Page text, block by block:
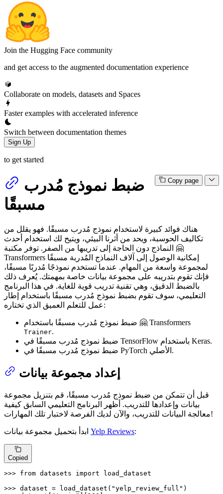
Join the Hugging Face community
and get access to the augmented documentation experience
Collaborate on models, datasets and Spaces
Faster examples with accelerated inference
Switch between documentation themes
Sign Up
to get started
Copy page
ضبط نموذج مُدرب
مسبقًا
هناك فوائد كبيرة لاستخدام نموذج مُدرب مسبقًا. فهو يقلل من
تكاليف الحوسبة، ويحد من أثرنا البيئي، ويتيح لك استخدام أحدث
النماذج دون الحاجة إلى تدريبها من الصفر. توفر مكتبة 🤗
Transformers إمكانية الوصول إلى آلاف النماذج المُدربة مسبقًا
لمجموعة واسعة من المهام. عندما تستخدم نموذجًا مُدربًا مسبقًا،
فإنك تقوم بتدريبه على مجموعة بيانات خاصة بمهمتك. يُعرف ذلك
بالضبط الدقيق، وهي تقنية تدريب قوية للغاية. في هذا البرنامج
التعليمي، سوف تقوم بضبط نموذج مُدرب مسبقًا باستخدام إطار
عمل للتعلم العميق الذي تختاره:
ضبط نموذج مُدرب مسبقًا باستخدام 🤗 Transformers
Trainer.
ضبط نموذج مُدرب مسبقًا في TensorFlow باستخدام Keras.
ضبط نموذج مُدرب مسبقًا في PyTorch الأصلي.
إعداد مجموعة بيانات
قبل أن تتمكن من ضبط نموذج مُدرب مسبقًا، قم بتنزيل مجموعة
بيانات وإعدادها للتدريب. أظهر البرنامج التعليمي السابق كيفية
معالجة البيانات للتدريب، والآن لديك الفرصة لاختبار تلك المهارات!
Yelp Reviews:
Copied
>>> from datasets import load_dataset
>>> dataset = load_dataset( "yelp_review_full"